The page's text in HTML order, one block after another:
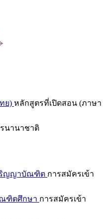
ย) หลักสูตรที่เปิดสอน (ภาษา
นานาชาติ
ริญญาบัณฑิต การสมัครเข้า
ณฑิตศึกษา การสมัครเข้า